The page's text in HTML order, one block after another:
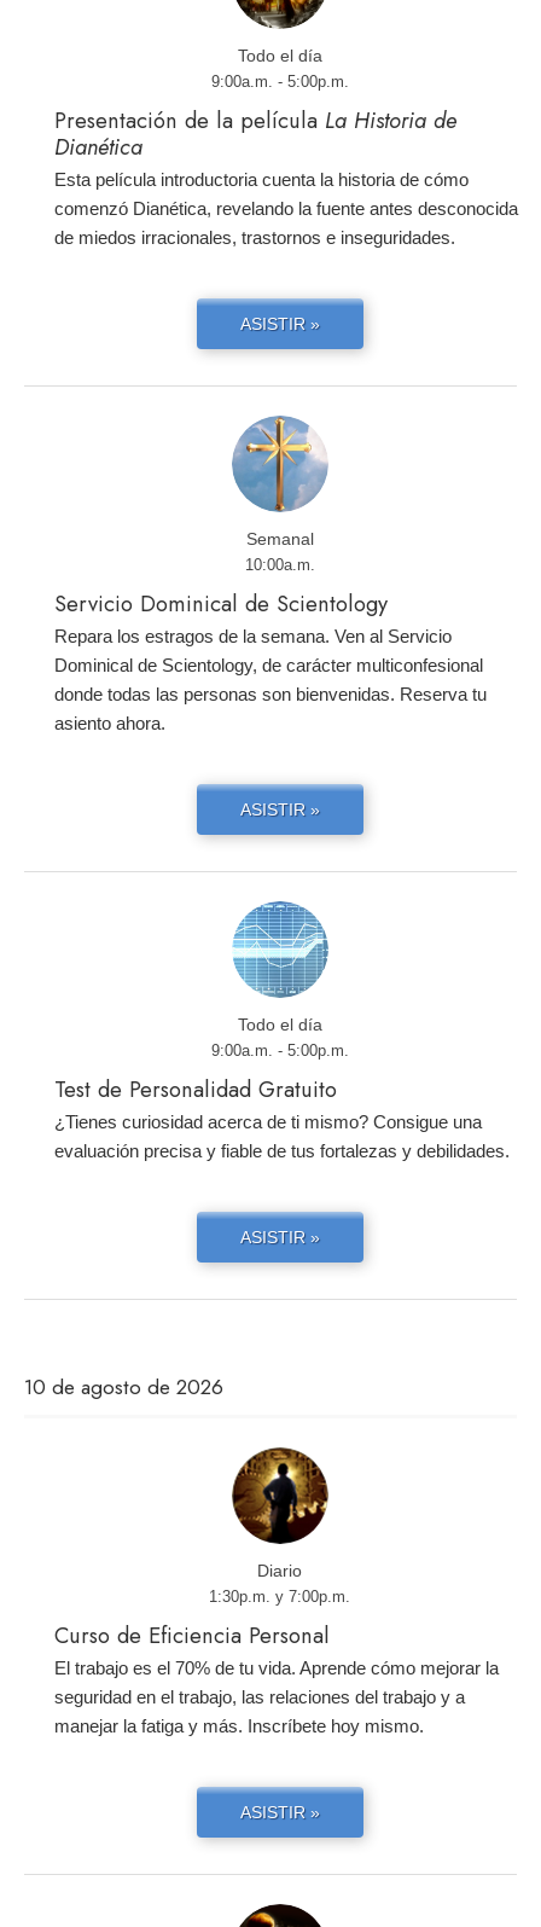
Todo el día
9:00a.m. - 5:00p.m.
Presentación de la película La Historia de
Dianética
Esta película introductoria cuenta la historia de cómo
comenzó Dianética, revelando la fuente antes desconocida
de miedos irracionales, trastornos e inseguridades.
ASISTIR »
Semanal
10:00a.m.
Servicio Dominical de Scientology
Repara los estragos de la semana. Ven al Servicio
Dominical de Scientology, de carácter multiconfesional
donde todas las personas son bienvenidas. Reserva tu
asiento ahora.
ASISTIR »
Todo el día
9:00a.m. - 5:00p.m.
Test de Personalidad Gratuito
¿Tienes curiosidad acerca de ti mismo? Consigue una
evaluación precisa y fiable de tus fortalezas y debilidades.
ASISTIR »
10 de agosto de 2026
Diario
1:30p.m. y 7:00p.m.
Curso de Eficiencia Personal
El trabajo es el 70% de tu vida. Aprende cómo mejorar la
seguridad en el trabajo, las relaciones del trabajo y a
manejar la fatiga y más. Inscríbete hoy mismo.
ASISTIR »